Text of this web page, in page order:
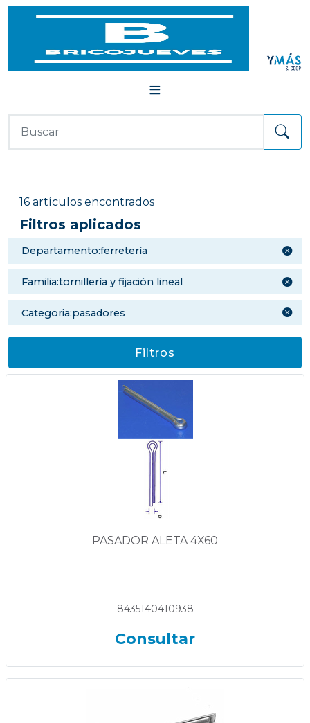
16 artículos encontrados
Filtros aplicados
departamento:ferretería
familia:tornillería y fijación lineal
categoria:pasadores
Filtros
PASADOR ALETA 4X60
8435140410938
Consultar